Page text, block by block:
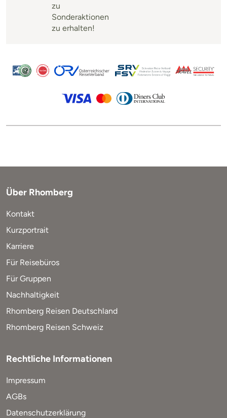
zu
Sonderaktionen
zu erhalten!
Über Rhomberg
Kontakt
Kurzportrait
Karriere
Für Reisebüros
Für Gruppen
Nachhaltigkeit
Rhomberg Reisen Deutschland
Rhomberg Reisen Schweiz
Rechtliche Informationen
Impressum
AGBs
Datenschutzerklärung